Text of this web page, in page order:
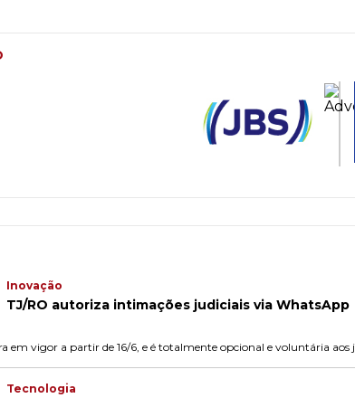
Inovação
TJ/RO autoriza intimações judiciais via WhatsApp
em vigor a partir de 16/6, e é totalmente opcional e voluntária aos
Tecnologia